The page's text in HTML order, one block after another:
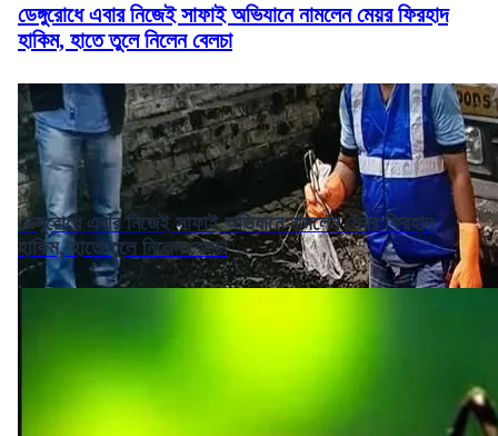
ডেঙ্গুরোধে এবার নিজেই সাফাই অভিযানে নামলেন মেয়র ফিরহাদ
হাকিম, হাতে তুলে নিলেন বেলচা
ডেঙ্গুরোধে এবার নিজেই সাফাই অভিযানে নামলেন মেয়র ফিরহাদ
হাকিম, হাতে তুলে নিলেন বেলচা